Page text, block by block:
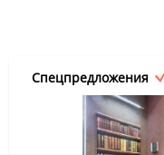
Спецпредложения